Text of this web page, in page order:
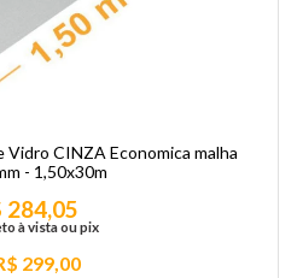
Vidro CINZA Economica malha
- 1,50x30m
299,00
284,05
à vista ou pix